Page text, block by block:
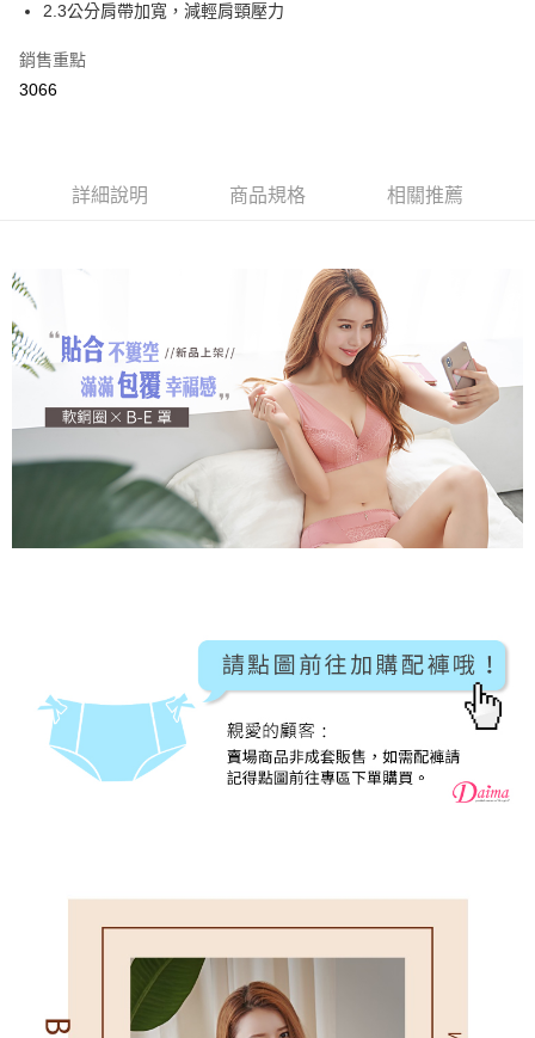
2.付款方式選擇「大哥付你分期」，訂單成立後會自動跳轉到大哥付的交易
成交易。
4.訂單成立30分鐘內，如未前往確認交易或遇審核未通過，訂單將自動取
1.分期款項不併入電信帳單，「大哥付你分期」於每月結算日後寄送繳費提
醒簡訊。
【注意事項】
1.本服務係由「台灣大哥大股份有限公司」（以下簡稱本公司）所提供，讓
用戶於交易時，得透過本服務購買商品或服務，並由商店將買賣／分期付款
買賣價金債權讓與本公司後，依約使用本公司帳單繳交帳款。
2.基於同意付款使用「大哥付你分期」之契約關係目的，商店將以您的個人
資料（包含姓名、電話或地址）提供予台灣大哥大進項蒐集、處理及利用，
由本公司與您本人進行分期帳單所需資料之確認、核對及更正。
3.完整用戶服務條款，請詳閱以下連結：https://oppay.tw/userRule
相關說明
AFTEE先享後付是「在收到商品之後才付款」的支付方式。 讓您購物簡單
便利好安心！
【「AFTEE先享後付」結帳流程】
３．收到繳費通知簡訊後14天內，點擊此簡訊中的連結，可透過四大超商／
ATM／網路銀行／等多元方式進行付款，方視為交易完成。
※ 請注意：結帳手續完成當下不需立刻繳費，但若您需要取消訂單，請聯絡
購買商品的店家。未經商家同意取消之訂單仍視為有效，需透過AFTEE先享
後付繳納相關費用。
※ 交易是否成功請以「AFTEE先享後付 」之結帳頁面顯示為準，若有關於
是否繳費成功／繳費後需取消欲退款等相關疑問，請聯繫「AFTEE先享後付
客戶支援中心」https://netprotections.freshdesk.com/support/home
１．透過由恩沛科技股份有限公司提供之「AFTEE先享後付」服務完成之交
易，需依本服務之必要範圍內提供個人資料，並將交易相關給付款項請求債
權轉讓予恩沛科技股份有限公司。
４．使用「AFTEE先享後付」時，將依據個別帳號之用戶狀況，依本公司即
時審查核予不同之上限額度；若仍有額度不足之情形，本公司將視審查結果
請求用戶進行身份認證。
５．嚴禁一人註冊多個帳號或使用他人資訊註冊。若發現惡意使用之情形，
恩沛科技股份有限公司將有權停止該用戶之使用額度並採取法律行動。
Hami Point
相關說明
全家取貨付款
每筆NT$80，滿NT$499(含以上)免運費
付款後全家取貨
每筆NT$80，滿NT$499(含以上)免運費
萊爾富取貨付款
每筆NT$80，滿NT$799(含以上)免運費
付款後萊爾富取貨
每筆NT$80，滿NT$799(含以上)免運費
每筆NT$80，滿NT$799(含以上)免運費
7-11取貨(快速到店)
每筆NT$90
2.3公分肩帶加寬，減輕肩頸壓力
銷售重點
3066
詳細說明 商品規格 相關推薦